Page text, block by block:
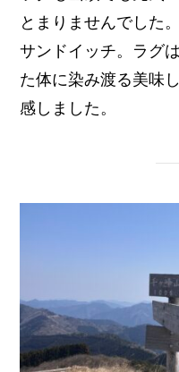
とまりませんでした
サンドイッチ。ラグ
た体に染み渡る美味
感しました。